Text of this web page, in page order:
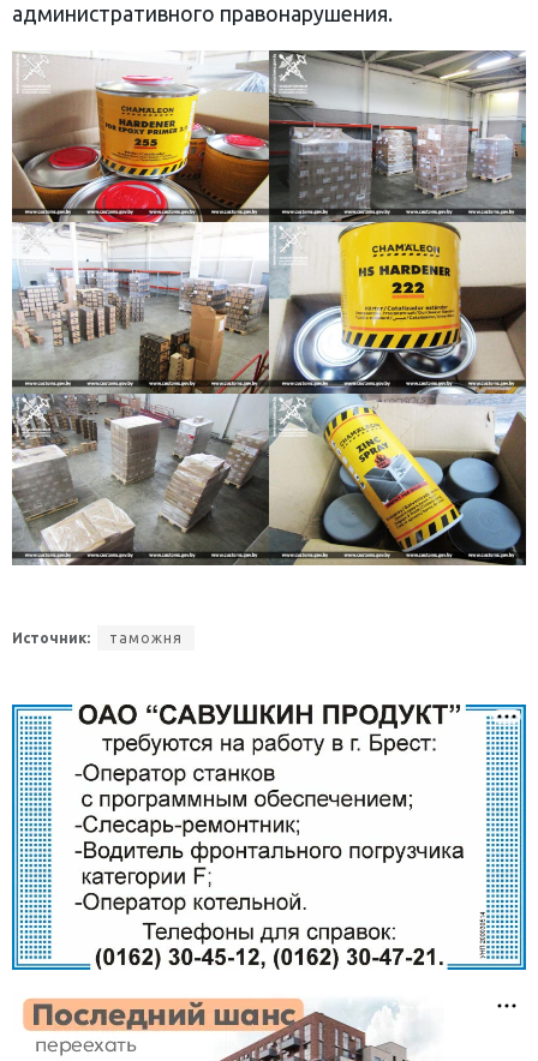
административного правонарушения.
Источник: таможня